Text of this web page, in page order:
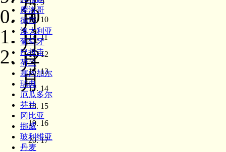
9
10
11
12
13
14
15
16
17
月
10
月
11
月
12
月
摩洛哥
德国
澳大利亚
葡萄牙
巴拉圭
荷兰
塞内加尔
瑞典
厄瓜多尔
芬兰
冈比亚
挪威
玻利维亚
丹麦